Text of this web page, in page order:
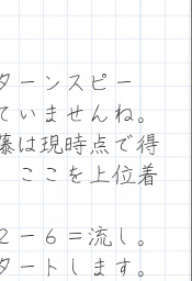
ーンスピー
いませんね。
は現時点で得
ここを上位着
ー６＝流し。
トします。